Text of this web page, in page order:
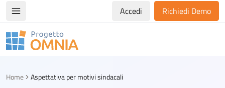
Apri/chiudi menù di navigazioneAccedi Richiedi Demo
Progetto Omnia
Home Aspettativa per motivi sindacali